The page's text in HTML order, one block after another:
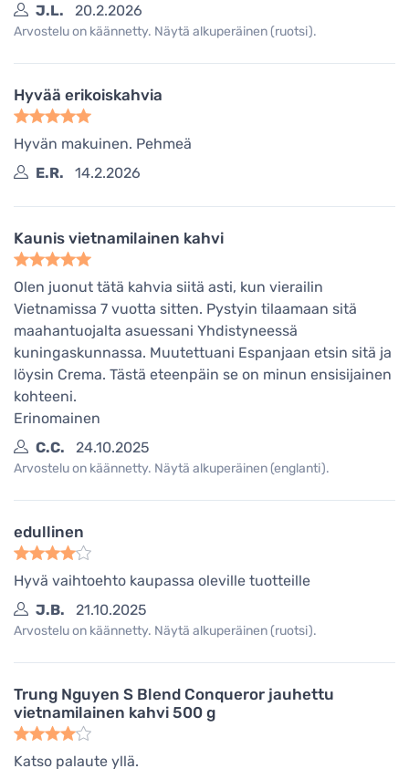
J.L. 20.2.2026
Arvostelu on käännetty. Näytä alkuperäinen (ruotsi).
Hyvää erikoiskahvia
Hyvän makuinen. Pehmeä
E.R.
14.2.2026
Kaunis vietnamilainen kahvi
Olen juonut tätä kahvia siitä asti, kun vierailin
Vietnamissa 7 vuotta sitten. Pystyin tilaamaan sitä
maahantuojalta asuessani Yhdistyneessä
kuningaskunnassa. Muutettuani Espanjaan etsin sitä ja
löysin Crema. Tästä eteenpäin se on minun ensisijainen
kohteeni.
Erinomainen
C.C.
24.10.2025
Arvostelu on käännetty. Näytä alkuperäinen (englanti).
edullinen
Hyvä vaihtoehto kaupassa oleville tuotteille
J.B.
21.10.2025
Arvostelu on käännetty. Näytä alkuperäinen (ruotsi).
Trung Nguyen S Blend Conqueror jauhettu
vietnamilainen kahvi 500 g
Katso palaute yllä.